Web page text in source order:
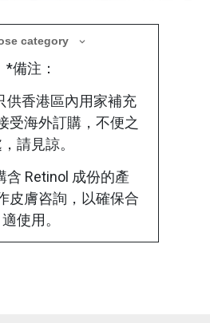
美容產品
醫學護理產品，使肌膚在修
獲得更全面的保護
category
*備注：
供香港區內用家補充
受海外訂購，不便之
請見諒。
含 Retinol 成份的產
皮膚咨詢，以確保合
適使用。